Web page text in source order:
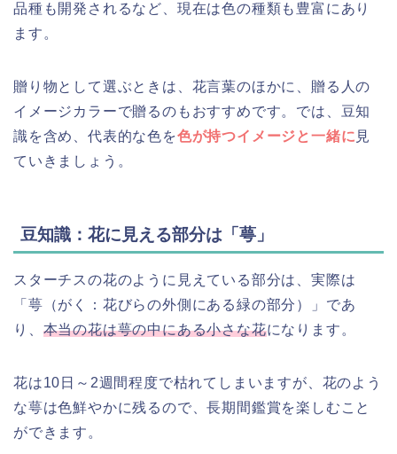
品種も開発されるなど、現在は色の種類も豊富にあり
ます。
贈り物として選ぶときは、花言葉のほかに、贈る人の
イメージカラーで贈るのもおすすめです。では、豆知
識を含め、代表的な色を色が持つイメージと一緒に 見
ていきましょう。
豆知識：花に見える部分は「萼」
スターチスの花のように見えている部分は、実際は
「萼（がく：花びらの外側にある緑の部分）」であ
り、 本当の花は萼の中にある小さな花になります。
花は10日～2週間程度で枯れてしまいますが、花のよう
な萼は色鮮やかに残るので、長期間鑑賞を楽しむこと
ができます。